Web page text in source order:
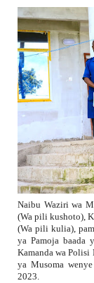
Naibu Waziri wa
(Wa pili kushoto),
(Wa pili kulia),
ya Pamoja baada
Kamanda wa
ya Musoma
2023.